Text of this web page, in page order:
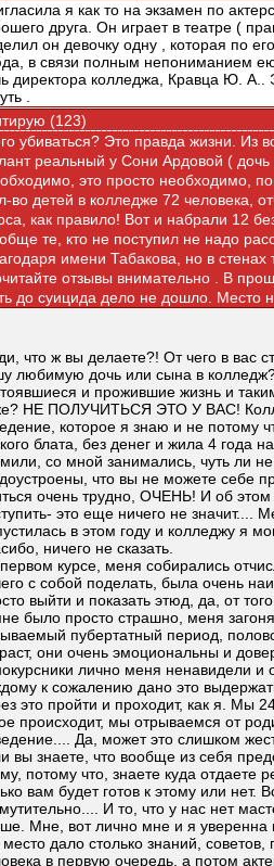
я как то на экзамен по
друга. Он играет в театре (
он девочку одну , которая по
в связи полным непониманием ею
директора колледжа, Кравца Ю. А..
.
(123)
убиваться? Это правда жизни. Из
реальный у Сони Ардовой (
это просто необходимо,
во детей в колледже 72 человека,
как правило! Вот и набрали 12
те, кто не поступил не надо
имени Табакова, но в стенах
отзывы внимательно . В
до суицида дело не дошло. Место
что ж вы делаете?! От чего в вас
любимую дочь или сына в
и прожившие жизнь и
НЕ ПОЛУЧИТЬСЯ ЭТО У ВАС!
которое я знаю и не потому
блата, без денег и жила 4 года
со мной занимались, чуть ли
что вы не можете себе
очень трудно, ОЧЕНЬ! И об
это еще ничего не значит....
в этом году и колледжу я
ничего не сказать.
курсе, меня собирались
с собой поделать, была очень
выйти и показать этюд, да, от
было просто страшно, меня
пубертатный период,
они очень эмоциональны и
лично меня ненавидели
к сожалению дано это
это пройти и проходит, как я. Мы
происходит, мы отрываемся от
Да, может это слишком
вы знаете, что вообще из себя
потому что, знаете куда отдаете
вам будет готов к этому или нет.
И то, что у нас нет
Мне, вот лично мне и я уверенна
место дало столько знаний,
в первую очередь, а потом